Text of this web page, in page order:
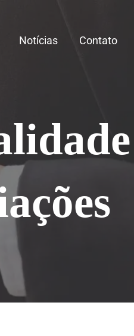
Notícias Contato